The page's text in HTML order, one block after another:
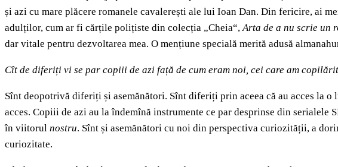
și azi cu mare plăcere romanele cavalerești ale lui Ioan Dan. Din fericire, ai
adulților, cum ar fi cărțile polițiste din colecția „Cheia“,Arta de a nu scrie un
dar vitale pentru dezvoltarea mea. O mențiune specială merită adusă
Cît de diferiți vi se par copiii de azi față de cum eram noi, cei care am
Sînt deopotrivă diferiți și asemănători. Sînt diferiți prin aceea că au acces la
acces. Copiii de azi au la îndemînă instrumente ce par desprinse din
în viitorul nostru. Sînt și asemănători cu noi din perspectiva curiozității, a
curiozitate.